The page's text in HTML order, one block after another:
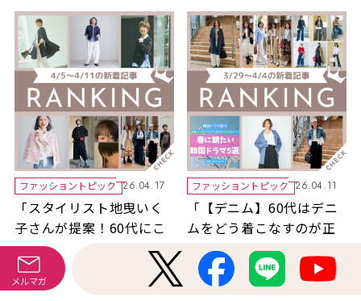
ファッショントピック 26.04.17
「スタイリスト地曳いく
子さんが提案！60代にこ
そ着てほしい春の「ネ
オ・コンサバ」ファッシ
ョンとは？【2026SS】」
ファッショントピック 26.04.11
「【デニム】60代はデニ
ムをどう着こなすのが正
解？アイテム別スタイリ
ングのコツ6選」ほか3/29
～4/4公開記事の人気ラン
メルマガ